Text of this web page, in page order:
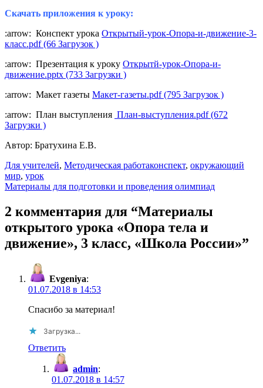
Скачать приложения к уроку:
:arrow: Конспект урока Открытый-урок-Опора-и-движение-3-
класс.pdf (66 Загрузок )
:arrow: Презентация к уроку Открытй-урок-Опора-и-
движение.pptx (733 Загрузки )
:arrow: Макет газеты Макет-газеты.pdf (795 Загрузок )
:arrow: План выступления План-выступления.pdf (672
Загрузки )
Автор: Братухина Е.В.
Для учителей, Методическая работаконспект, окружающий
мир, урок
Навигация
по
записям
Материалы для подготовки и проведения олимпиад
2 комментария для “Материалы
открытого урока «Опора тела и
движение», 3 класс, «Школа России»”
Evgeniya:
01.07.2018 в 14:53
Спасибо за материал!
Загрузка...
Ответить
admin:
01.07.2018 в 14:57